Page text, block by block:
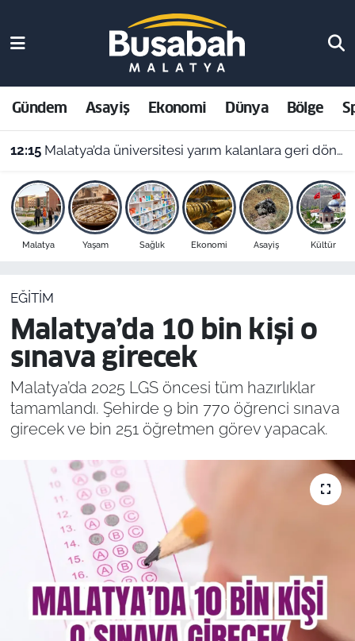
Gündem Asayiş Ekonomi Dünya Bölge
12:15 Malatya’da üniversitesi yarım kalanlara geri dönüş yolu: 4 aylık başvuru süresi başladı!
Malatya Yaşam Sağlık Ekonomi Asayiş Kültür
EĞITIM
Malatya’da 10 bin kişi o
sınava girecek
Malatya’da 2025 LGS öncesi tüm hazırlıklar
tamamlandı. Şehirde 9 bin 770 öğrenci sınava
girecek ve bin 251 öğretmen görev yapacak.
Asayiş
Ekonomi
Dünya
Bölge
Resmi İlanlar
Malatya Nöbetçi Eczaneler
Malatya Hava Durumu
Malatya Namaz Vakitleri
Malatya Trafik Yoğunluk Haritası
Süper Lig Puan Durumu ve Fikstür
Son Dakika Haberleri
Haber Arşivi